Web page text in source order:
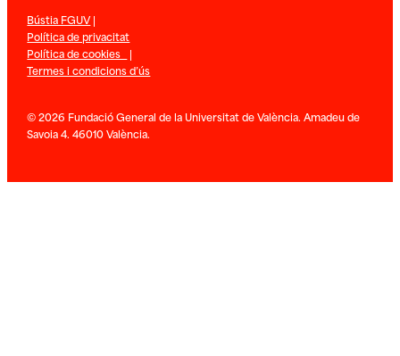
Bústia FGUV|
Política de privacitat
Política de cookies |
Termes i condicions d’ús
© 2026 Fundació General de la Universitat de València. Amadeu de
Savoia 4. 46010 València.